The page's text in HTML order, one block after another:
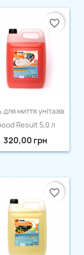
перегляд
для миття унітазів
Result 5,0 л
320,00 грн
favorite_border
favorite_border
бажань